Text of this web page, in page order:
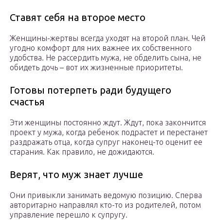
Ставят себя на второе место
Женщины-жертвы всегда уходят на второй план. Чей
угодно комфорт для них важнее их собственного
удобства. Не рассердить мужа, не обделить сына, не
обидеть дочь – вот их жизненные приоритеты.
Готовы потерпеть ради будущего
счастья
Эти женщины постоянно ждут. Ждут, пока закончится
проект у мужа, когда ребенок подрастет и перестанет
раздражать отца, когда супруг наконец-то оценит ее
старания. Как правило, не дожидаются.
Верят, что муж знает лучше
Они привыкли занимать ведомую позицию. Сперва
авторитарно направлял кто-то из родителей, потом
управление перешло к супругу.